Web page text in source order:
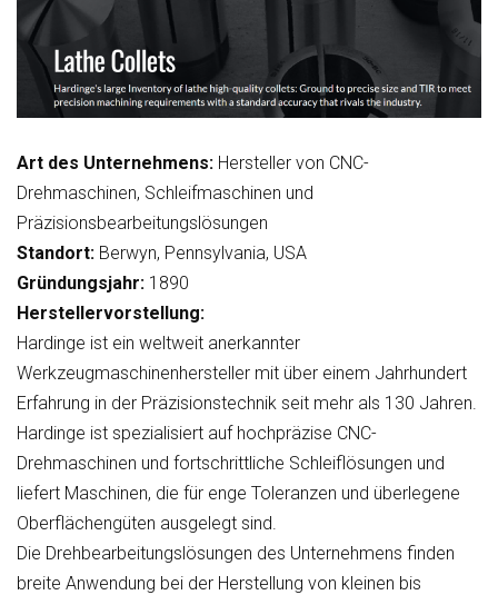
Art des Unternehmens: Hersteller von CNC-
Drehmaschinen, Schleifmaschinen und
Präzisionsbearbeitungslösungen
Standort: Berwyn, Pennsylvania, USA
Gründungsjahr: 1890
Herstellervorstellung:
Hardinge ist ein weltweit anerkannter
Werkzeugmaschinenhersteller mit über einem Jahrhundert
Erfahrung in der Präzisionstechnik seit mehr als 130 Jahren.
Hardinge ist spezialisiert auf hochpräzise CNC-
Drehmaschinen und fortschrittliche Schleiflösungen und
liefert Maschinen, die für enge Toleranzen und überlegene
Oberflächengüten ausgelegt sind.
Die Drehbearbeitungslösungen des Unternehmens finden
breite Anwendung bei der Herstellung von kleinen bis